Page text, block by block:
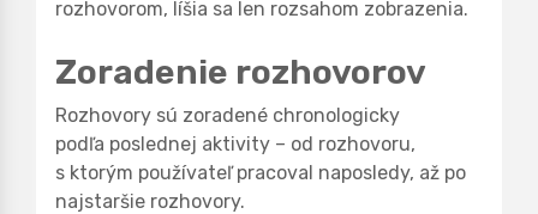
rozhovorom, líšia sa len rozsahom zobrazenia.
Zoradenie rozhovorov
Rozhovory sú zoradené chronologicky
podľa poslednej aktivity – od rozhovoru,
s ktorým používateľ pracoval naposledy, až po
najstaršie rozhovory.